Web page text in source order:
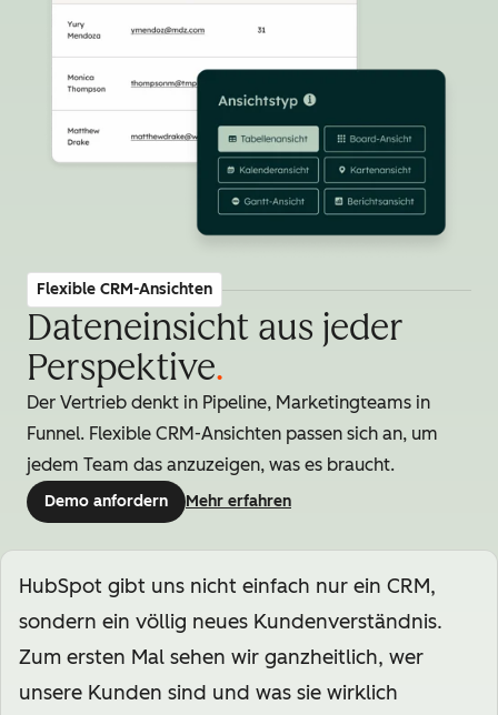
Flexible CRM-Ansichten
Dateneinsicht aus jeder
Perspektive.
Der Vertrieb denkt in Pipeline, Marketingteams in
Funnel. Flexible CRM-Ansichten passen sich an, um
jedem Team das anzuzeigen, was es braucht.
Demo anfordern Mehr erfahren
HubSpot gibt uns nicht einfach nur ein CRM,
sondern ein völlig neues Kundenverständnis.
Zum ersten Mal sehen wir ganzheitlich, wer
unsere Kunden sind und was sie wirklich